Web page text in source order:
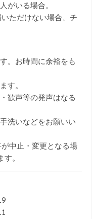
がいる場合。
ただけない場合、チ
。お時間に余裕をも
す。
歓声等の発声はなる
洗いなどをお願いい
中止・変更となる場
。